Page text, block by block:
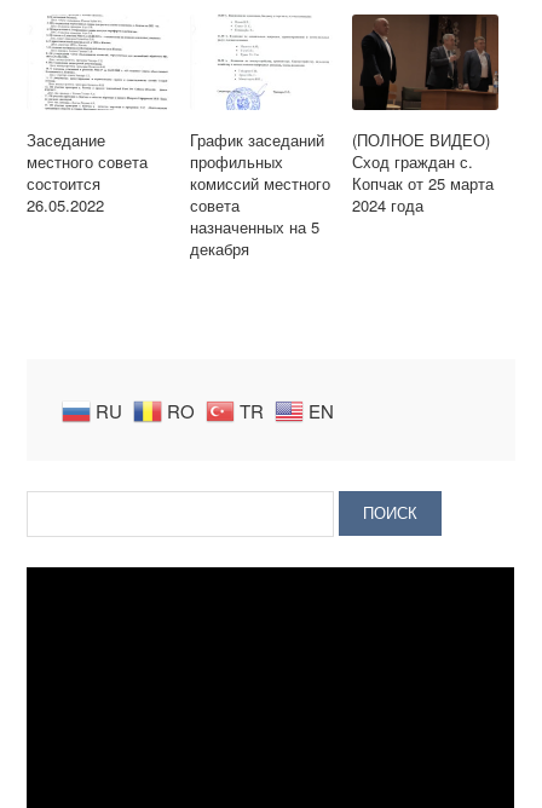
консультации
способом
проведения
публичных
слушаний по двум
проектам решений
Заседание
местного совета
состоится
26.05.2022
График заседаний
профильных
комиссий местного
совета
назначенных на 5
декабря
(ПОЛНОЕ ВИДЕО)
Сход граждан с.
Копчак от 25 марта
2024 года
RU RO TR EN